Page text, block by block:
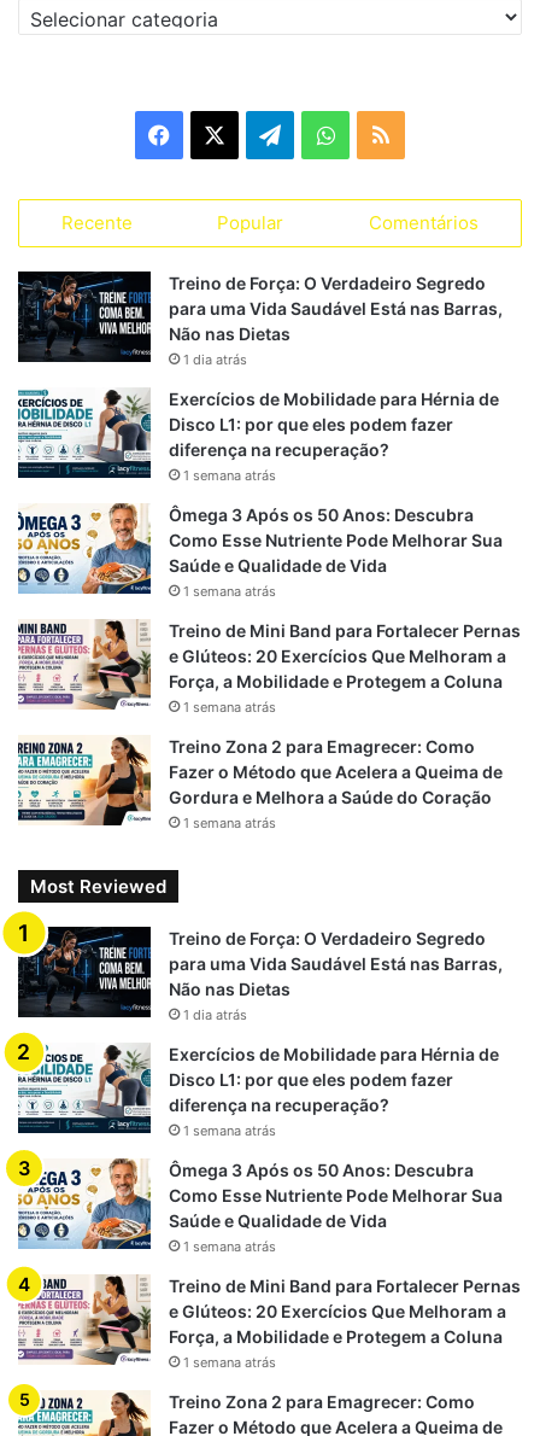
a
e
b
o
k
e
g
a
W
t
p
S
Recente Popular Comentários
Treino de Força: O Verdadeiro Segredo
para uma Vida Saudável Está nas Barras,
Não nas Dietas
1 dia atrás
Exercícios de Mobilidade para Hérnia de
Disco L1: por que eles podem fazer
diferença na recuperação?
1 semana atrás
Ômega 3 Após os 50 Anos: Descubra
Como Esse Nutriente Pode Melhorar Sua
Saúde e Qualidade de Vida
1 semana atrás
Treino de Mini Band para Fortalecer Pernas
e Glúteos: 20 Exercícios Que Melhoram a
Força, a Mobilidade e Protegem a Coluna
1 semana atrás
Treino Zona 2 para Emagrecer: Como
Fazer o Método que Acelera a Queima de
Gordura e Melhora a Saúde do Coração
1 semana atrás
Most Reviewed
Treino de Força: O Verdadeiro Segredo
para uma Vida Saudável Está nas Barras,
Não nas Dietas
1 dia atrás
Exercícios de Mobilidade para Hérnia de
Disco L1: por que eles podem fazer
diferença na recuperação?
1 semana atrás
Ômega 3 Após os 50 Anos: Descubra
Como Esse Nutriente Pode Melhorar Sua
Saúde e Qualidade de Vida
1 semana atrás
Treino de Mini Band para Fortalecer Pernas
e Glúteos: 20 Exercícios Que Melhoram a
Força, a Mobilidade e Protegem a Coluna
1 semana atrás
Treino Zona 2 para Emagrecer: Como
Fazer o Método que Acelera a Queima de